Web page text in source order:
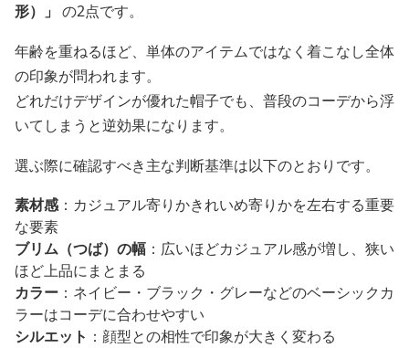
形）」 の2点です。
年齢を重ねるほど、単体のアイテムではなく着こなし全体
の印象が問われます。
どれだけデザインが優れた帽子でも、普段のコーデから浮
いてしまうと逆効果になります。
選ぶ際に確認すべき主な判断基準は以下のとおりです。
素材感：カジュアル寄りかきれいめ寄りかを左右する重要
な要素
ブリム（つば）の幅 ：広いほどカジュアル感が増し、狭い
ほど上品にまとまる
カラー ：ネイビー・ブラック・グレーなどのベーシックカ
ラーはコーデに合わせやすい
シルエット ：顔型との相性で印象が大きく変わる